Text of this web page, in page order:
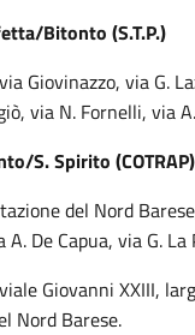
Bitonto (S.T.P.)
Giovinazzo, via G.
via N. Fornelli, via
S. Spirito (COTRAP)
del Nord
A. De Capua, via G.
Giovanni XXIII,
Nord Barese.